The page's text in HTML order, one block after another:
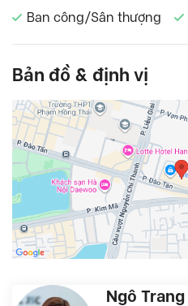
Ban công/Sân thượng
Bản đồ & định vị
Ngô Trang